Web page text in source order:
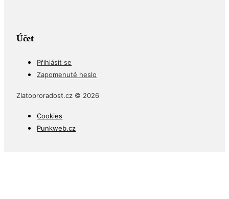
Účet
Přihlásit se
Zapomenuté heslo
Zlatoproradost.cz © 2026
Cookies
Punkweb.cz